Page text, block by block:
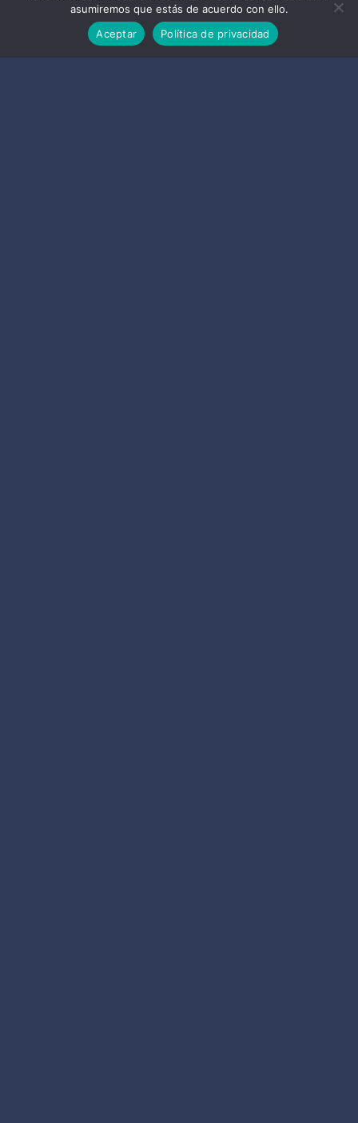
asumiremos que estás de acuerdo con ello.
Aceptar
Política de privacidad